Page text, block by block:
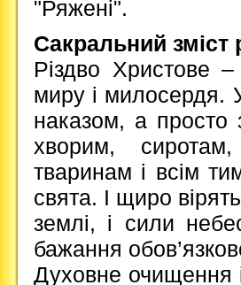
"Ряжені".
Сакральний зміст
Різдво Христове
миру і милосердя.
наказом, а просто
хворим,
тваринам і всім
свята. І щиро
землі, і сили
бажання
Духовне очищення